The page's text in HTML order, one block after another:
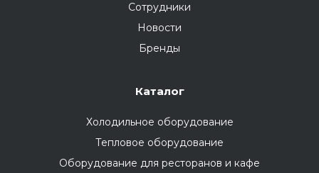
Сотрудники
Новости
Бренды
Каталог
Холодильное оборудование
Тепловое оборудование
Оборудование для ресторанов и кафе